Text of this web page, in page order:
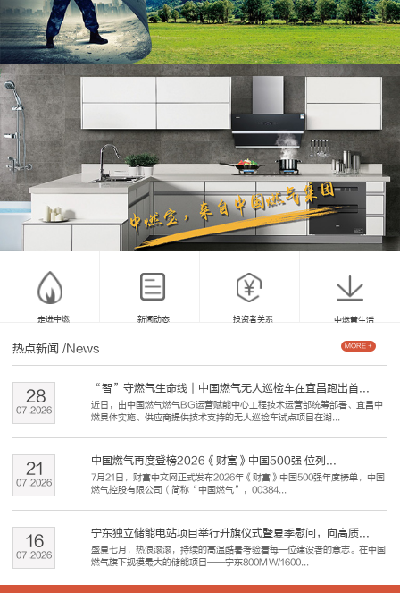
走进中燃 新闻动态 投资者关系 中燃慧生活
热点新闻 /News
“智”守燃气生命线｜中国燃气无人巡检车在宜昌跑出首...
近日，由中国燃气燃气BG运营赋能中心工程技术运营部统筹部署、宜昌中
燃具体实施、供应商提供技术支持的无人巡检车试点项目在湖...
07.2026
28
中国燃气再度登榜2026《财富》中国500强 位列...
7月21日，财富中文网正式发布2026年《财富》中国500强年度榜单，中国
燃气控股有限公司（简称“中国燃气”，00384...
07.2026
21
宁东独立储能电站项目举行升旗仪式暨夏季慰问，向高质...
盛夏七月，热浪滚滚，持续的高温酷暑考验着每一位建设者的意志。在中国
燃气旗下规模最大的储能项目——宁东800MW/1600...
07.2026
16
MORE +